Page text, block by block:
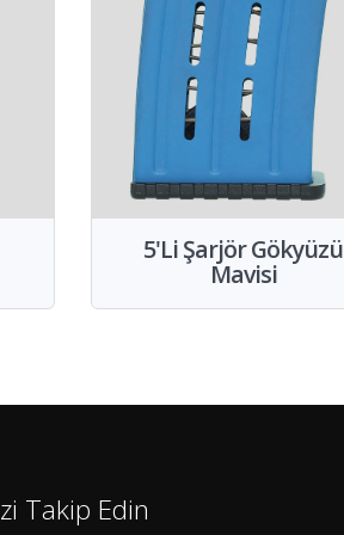
5'Li Şarjör Gökyüzü
Mavisi
Takip Edin